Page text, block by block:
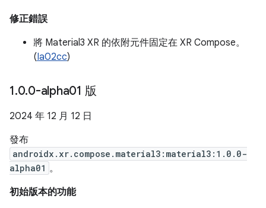
修正錯誤
將 Material3 XR 的依附元件固定在 XR Compose。
(Ia02cc)
1.0.0-alpha01 版
2024 年 12 月 12 日
發布
androidx.xr.compose.material3:material3:1.0.0-
alpha01 。
初始版本的功能